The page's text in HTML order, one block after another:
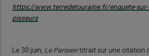
https://www.terredetouraine.fr/enquete-sur-
pisseurs
Le 30 juin, Le Parisientitrait sur une citation